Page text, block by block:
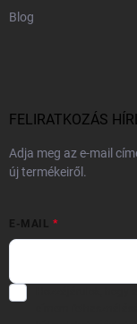
Blog
FELIRATKOZÁS
Adja meg az e-mail
új termékeiről.
E-MAIL